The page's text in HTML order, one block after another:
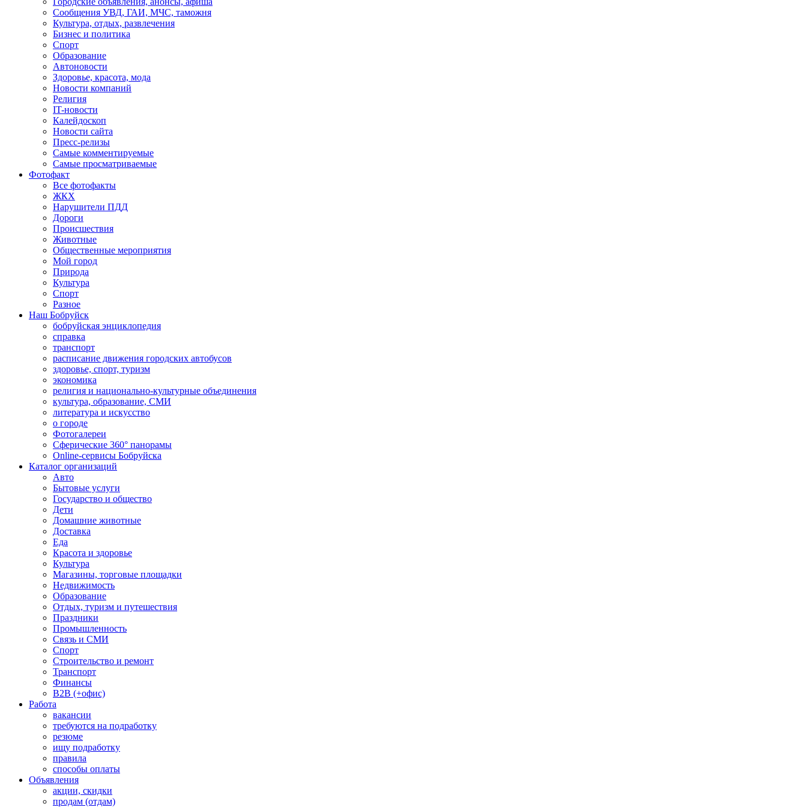
Сообщения УВД, ГАИ, МЧС, таможня
Культура, отдых, развлечения
Бизнес и политика
Спорт
Образование
Автоновости
Здоровье, красота, мода
Новости компаний
Религия
IT-новости
Калейдоскоп
Новости сайта
Пресс-релизы
Самые комментируемые
Самые просматриваемые
Фотофакт
Все фотофакты
ЖКХ
Нарушители ПДД
Дороги
Происшествия
Животные
Общественные мероприятия
Мой город
Природа
Культура
Спорт
Разное
Наш Бобруйск
бобруйская энциклопедия
справка
транспорт
расписание движения городских автобусов
здоровье, спорт, туризм
экономика
религия и национально-культурные объединения
культура, образование, СМИ
литература и искусство
о городе
Фотогалереи
Сферические 360° панорамы
Online-сервисы Бобруйска
Каталог организаций
Авто
Бытовые услуги
Государство и общество
Дети
Домашние животные
Доставка
Еда
Красота и здоровье
Культура
Магазины, торговые площадки
Недвижимость
Образование
Отдых, туризм и путешествия
Праздники
Промышленность
Связь и СМИ
Спорт
Строительство и ремонт
Транспорт
Финансы
B2B (+офис)
Работа
вакансии
требуются на подработку
резюме
ищу подработку
правила
способы оплаты
Объявления
акции, скидки
продам (отдам)